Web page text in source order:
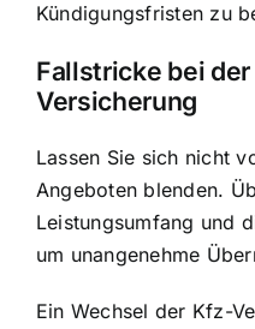
Kündigungsfristen zu
Fallstricke bei
Versicherung
Lassen Sie sich nicht
Angeboten blenden.
Leistungsumfang und
um unangenehme
Ein Wechsel der Kfz-